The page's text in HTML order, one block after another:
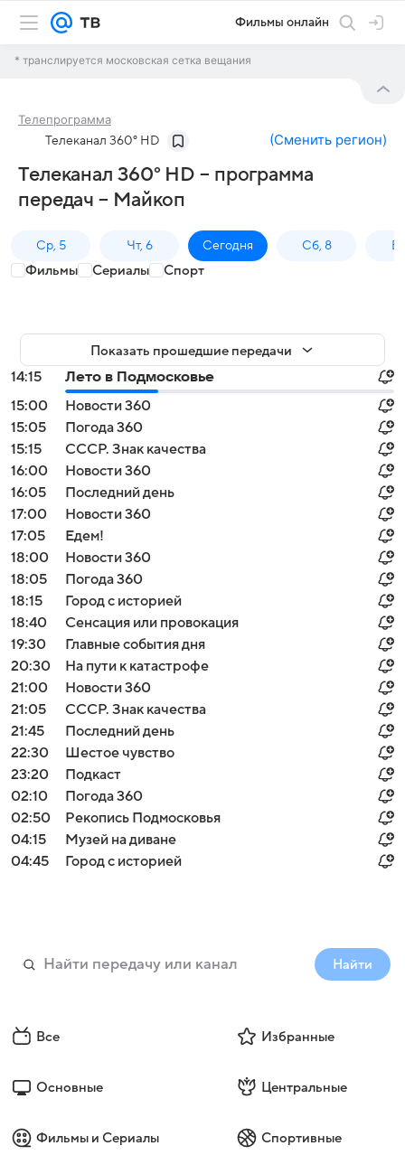
Фильмы онлайн
* транслируется московская сетка вещания
Телепрограмма
Телеканал 360° HD (Сменить регион)
Телеканал 360° HD – программа
передач – Майкоп
Ср, 5 Чт, 6 Сегодня Сб, 8
Фильмы Сериалы Спорт
Показать прошедшие передачи
14:15
Лето в Подмосковье
15:00
Новости 360
15:05
Погода 360
15:15
СССР. Знак качества
16:00
Новости 360
16:05
Последний день
17:00
Новости 360
17:05
Едем!
18:00
Новости 360
18:05
Погода 360
18:15
Город с историей
18:40
Сенсация или провокация
19:30
Главные события дня
20:30
На пути к катастрофе
21:00
Новости 360
21:05
СССР. Знак качества
21:45
Последний день
22:30
Шестое чувство
23:20
Подкаст
02:10
Погода 360
02:50
Рекопись Подмосковья
04:15
Музей на диване
04:45
Город с историей
Найти
Все Избранные
Основные Центральные
Фильмы и Сериалы Спортивные